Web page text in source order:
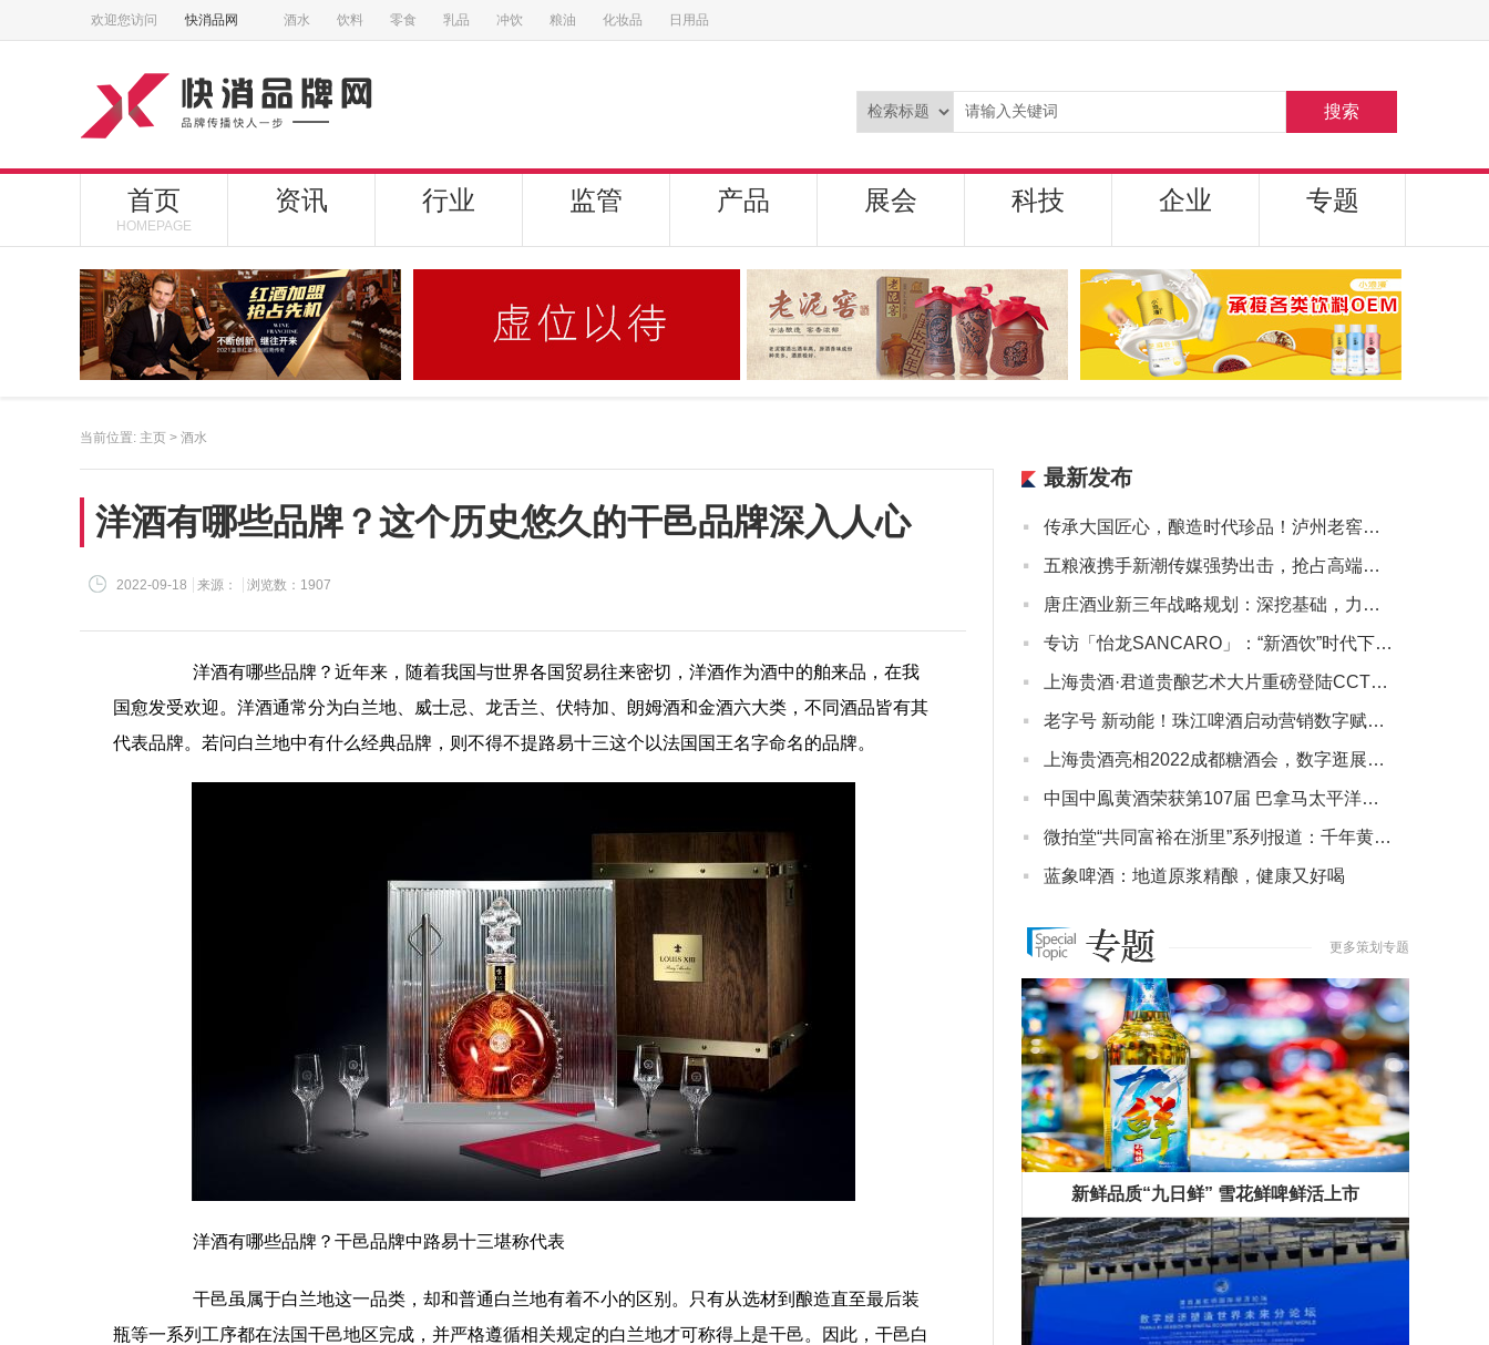
欢迎您访问 快消品网 酒水 饮料 零食 乳品 冲饮 粮油 化妆品 日用品
搜索
首页
HOMEPAGE
资讯 行业 监管 产品 展会 科技 企业 专题
当前位置: 主页 > 酒水
洋酒有哪些品牌？这个历史悠久的干邑品牌深入人心
2022-09-18 来源： 浏览数：1907
洋酒有哪些品牌？近年来，随着我国与世界各国贸易往来密切，洋酒作为酒中的舶来品，在我
国愈发受欢迎。洋酒通常分为白兰地、威士忌、龙舌兰、伏特加、朗姆酒和金酒六大类，不同酒品皆有其
代表品牌。若问白兰地中有什么经典品牌，则不得不提路易十三这个以法国国王名字命名的品牌。
洋酒有哪些品牌？干邑品牌中路易十三堪称代表
干邑虽属于白兰地这一品类，却和普通白兰地有着不小的区别。只有从选材到酿造直至最后装
瓶等一系列工序都在法国干邑地区完成，并严格遵循相关规定的白兰地才可称得上是干邑。因此，干邑白
最新发布
· 传承大国匠心，酿造时代珍品！泸州老窖新品六年窖头曲·珍品上市
· 五粮液携手新潮传媒强势出击，抢占高端商务宴饮场景扩大品牌声量
· 唐庄酒业新三年战略规划：深挖基础，力争酱酒第三梯队
· 专访「怡龙SANCARO」：“新酒饮”时代下，微醺的年轻人可能不够用了
· 上海贵酒·君道贵酿艺术大片重磅登陆CCTV 进阶诠释东方人文高端酱酒品牌定位
· 老字号 新动能！珠江啤酒启动营销数字赋能新征程
· 上海贵酒亮相2022成都糖酒会，数字逛展创新白酒“未来式”体验
· 中国中鳯黄酒荣获第107届 巴拿马太平洋万国博览会唯一银奖
· 微拍堂“共同富裕在浙里”系列报道：千年黄酒酿出“共富”新味道
· 蓝象啤酒：地道原浆精酿，健康又好喝
更多策划专题
新鲜品质“九日鲜” 雪花鲜啤鲜活上市